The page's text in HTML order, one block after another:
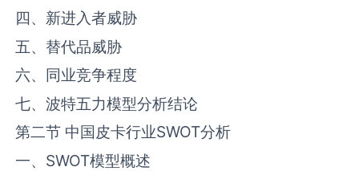
四、新进入者威胁
五、替代品威胁
六、同业竞争程度
七、波特五力模型分析结论
第二节 中国‌‌皮卡‌‌‌行业SWOT分析
一、SWOT模型概述